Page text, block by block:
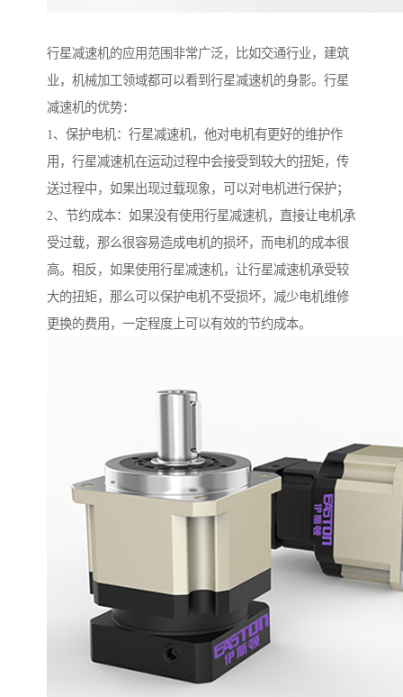
行星减速机的应用范围非常广泛，比如交通行业，建筑
业，机械加工领域都可以看到行星减速机的身影。行星
减速机的优势：
1、保护电机：行星减速机，他对电机有更好的维护作
用，行星减速机在运动过程中会接受到较大的扭矩，传
送过程中，如果出现过载现象，可以对电机进行保护；
2、节约成本：如果没有使用行星减速机，直接让电机承
受过载，那么很容易造成电机的损坏，而电机的成本很
高。相反，如果使用行星减速机，让行星减速机承受较
大的扭矩，那么可以保护电机不受损坏，减少电机维修
更换的费用，一定程度上可以有效的节约成本。